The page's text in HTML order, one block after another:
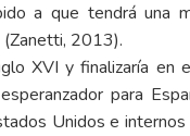
a que tendrá una
(Zanetti, 2013).
XVI y finalizaría
para
Unidos e